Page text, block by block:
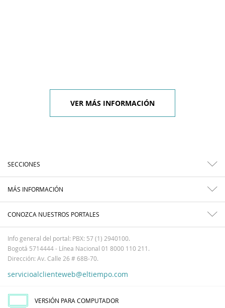
VER MÁS INFORMACIÓN
SECCIONES
MÁS INFORMACIÓN
CONOZCA NUESTROS PORTALES
Info general del portal: PBX: 57 (1) 2940100.
Bogotá 5714444 - Línea Nacional 01 8000 110 211.
Dirección: Av. Calle 26 # 68B-70.
servicioalclienteweb@eltiempo.com
VERSIÓN PARA COMPUTADOR